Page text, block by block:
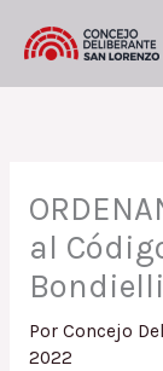
al
Por Concejo
2022